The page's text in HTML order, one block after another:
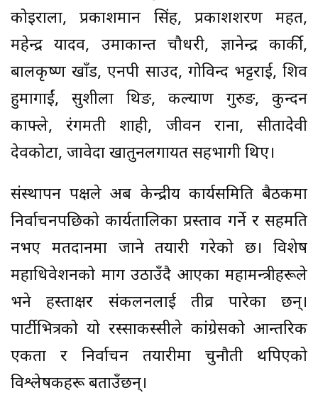
कोइराला, प्रकाशमान सिंह, प्रकाशशरण महत,
महेन्द्र यादव, उमाकान्त चौधरी, ज्ञानेन्द्र कार्की,
बालकृष्ण खाँड, एनपी साउद, गोविन्द भट्टराई, शिव
हुमागाईं, सुशीला थिङ, कल्याण गुरुङ, कुन्दन
काफ्ले, रंगमती शाही, जीवन राना, सीतादेवी
देवकोटा, जावेदा खातुनलगायत सहभागी थिए।
संस्थापन पक्षले अब केन्द्रीय कार्यसमिति बैठकमा
निर्वाचनपछिको कार्यतालिका प्रस्ताव गर्ने र सहमति
नभए मतदानमा जाने तयारी गरेको छ। विशेष
महाधिवेशनको माग उठाउँदै आएका महामन्त्रीहरूले
भने हस्ताक्षर संकलनलाई तीव्र पारेका छन्।
पार्टीभित्रको यो रस्साकस्सीले कांग्रेसको आन्तरिक
एकता र निर्वाचन तयारीमा चुनौती थपिएको
विश्लेषकहरू बताउँछन्।